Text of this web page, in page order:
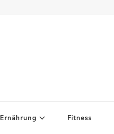
Ernährung Fitness